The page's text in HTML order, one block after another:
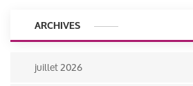
ARCHIVES
juillet 2026